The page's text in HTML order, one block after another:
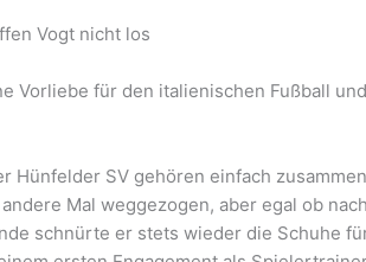
Vogt nicht los
Vorliebe für den italienischen Fußball
Hünfelder SV gehören einfach
Mal weggezogen, aber egal ob
schnürte er stets wieder die Schuhe